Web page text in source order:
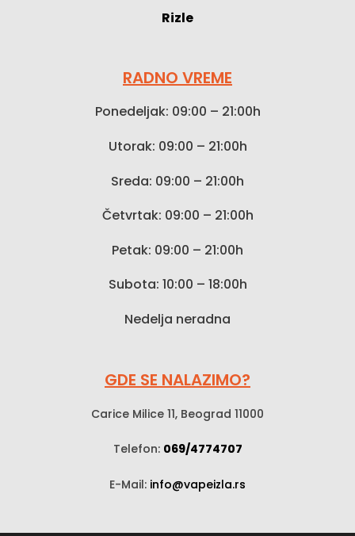
Rizle
RADNO VREME
Ponedeljak: 09:00 – 21:00h
Utorak: 09:00 – 21:00h
Sreda: 09:00 – 21:00h
Četvrtak: 09:00 – 21:00h
Petak: 09:00 – 21:00h
Subota: 10:00 – 18:00h
Nedelja neradna
GDE SE NALAZIMO?
Carice Milice 11, Beograd 11000
Telefon: 069/4774707
E-Mail: info@vapeizla.rs